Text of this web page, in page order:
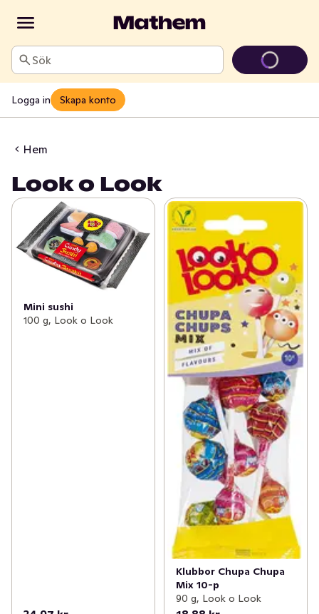
Sök
Logga in Skapa konto
Hem
Look o Look
Mini sushi
100 g, Look o Look
Klubbor Chupa Chupa
Mix 10-p
90 g, Look o Look